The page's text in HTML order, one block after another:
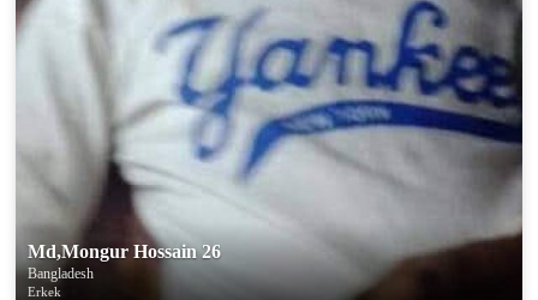
Md,Mongur Hossain 26
Bangladesh
Erkek